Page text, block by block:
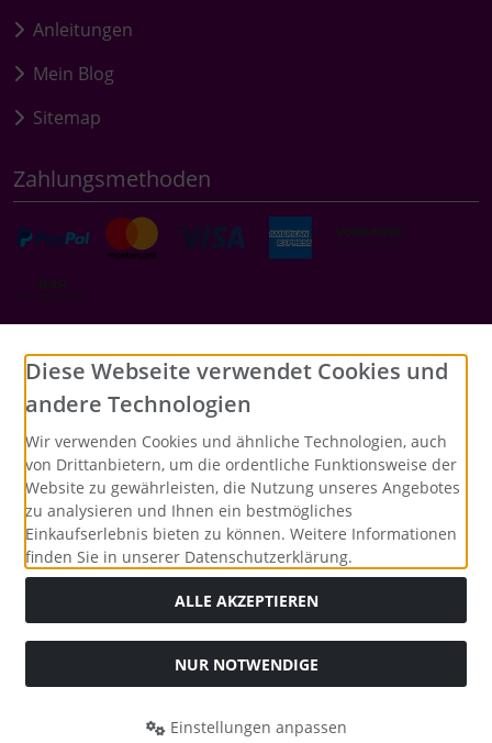
Anleitungen
Mein Blog
Sitemap
Zahlungsmethoden
Social Media
Alle Preise inkl. gesetzl. MwSt. zzgl.Versandkosten
durchgestrichenen Preise entsprechen dem bisherigen Preis
Diese Webseite verwendet Cookies und
andere Technologien
Wir verwenden Cookies und ähnliche Technologien, auch
von Drittanbietern, um die ordentliche Funktionsweise der
Website zu gewährleisten, die Nutzung unseres Angebotes
zu analysieren und Ihnen ein bestmögliches
Einkaufserlebnis bieten zu können. Weitere Informationen
finden Sie in unserer Datenschutzerklärung.
ALLE AKZEPTIEREN
NUR NOTWENDIGE
Einstellungen anpassen